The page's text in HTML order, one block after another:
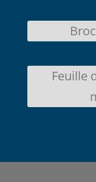
Feuille